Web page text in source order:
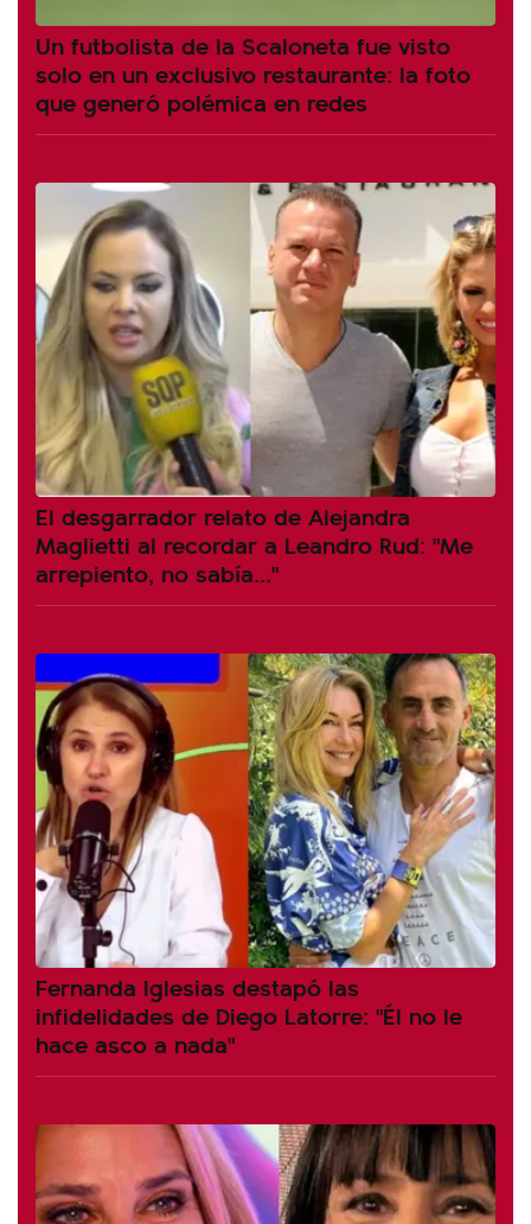
Un futbolista de la Scaloneta fue visto
solo en un exclusivo restaurante: la foto
que generó polémica en redes
El desgarrador relato de Alejandra
Maglietti al recordar a Leandro Rud: "Me
arrepiento, no sabía..."
Fernanda Iglesias destapó las
infidelidades de Diego Latorre: "Él no le
hace asco a nada"